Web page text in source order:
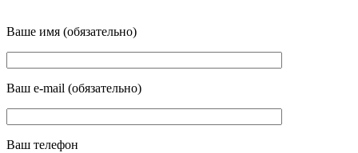
Ваше имя (обязательно)
Ваш e-mail (обязательно)
Ваш телефон